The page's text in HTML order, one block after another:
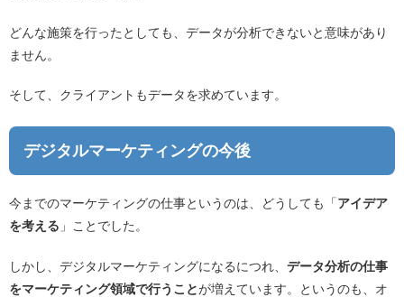
どんな施策を行ったとしても、データが分析できないと意味があり
ません。
そして、クライアントもデータを求めています。
デジタルマーケティングの今後
今までのマーケティングの仕事というのは、どうしても「アイデア
を考える 」ことでした。
しかし、デジタルマーケティングになるにつれ、 データ分析の仕事
をマーケティング領域で行うことが増えています。というのも、オ